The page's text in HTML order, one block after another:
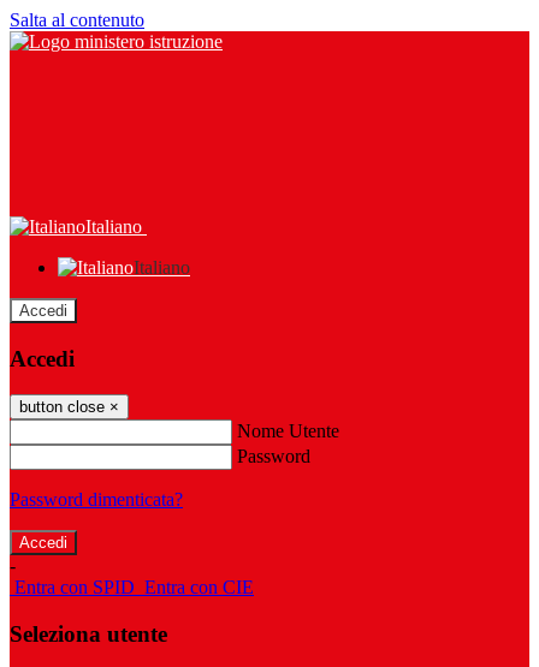
Salta al contenuto
Italiano
Italiano
Accedi
Accedi
button close ×
Nome Utente
Password
Password dimenticata?
-
Entra con SPID Entra con CIE
Seleziona utente